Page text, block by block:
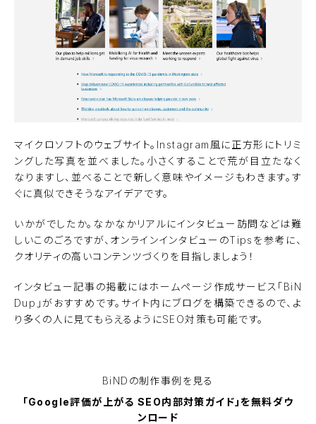
マイクロソフトのウェブサイト。Instagram風に正方形にトリミ
ングした写真を並べました。小さくすることで荒が目立たなく
なりますし、並べることで新しく意味やイメージもわきます。す
ぐに真似できそうなアイデアです。
いかがでしたか。なかなかリアルにインタビュー訪問などは難
しいこのごろですが、オンラインインタビューのTipsを参考に、
クオリティの高いコンテンツづくりを目指しましょう！
インタビュー記事の掲載にはホームページ作成サービス「BiN
Dup 」がおすすめです。サイト内にブログを構築できるので、よ
り多くの人に見てもらえるようにSEO対策も可能です。
BiNDの制作事例を見る
「Google評価が上がる SEO内部対策ガイド」を無料ダウ
ンロード